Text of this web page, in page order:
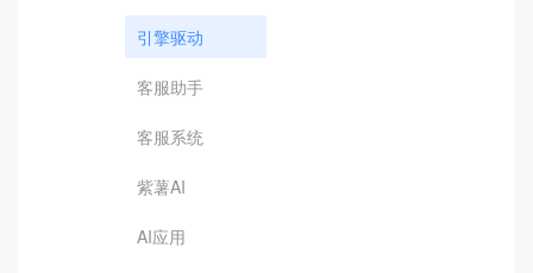
引擎驱动
客服助手
客服系统
紫薯AI
AI应用